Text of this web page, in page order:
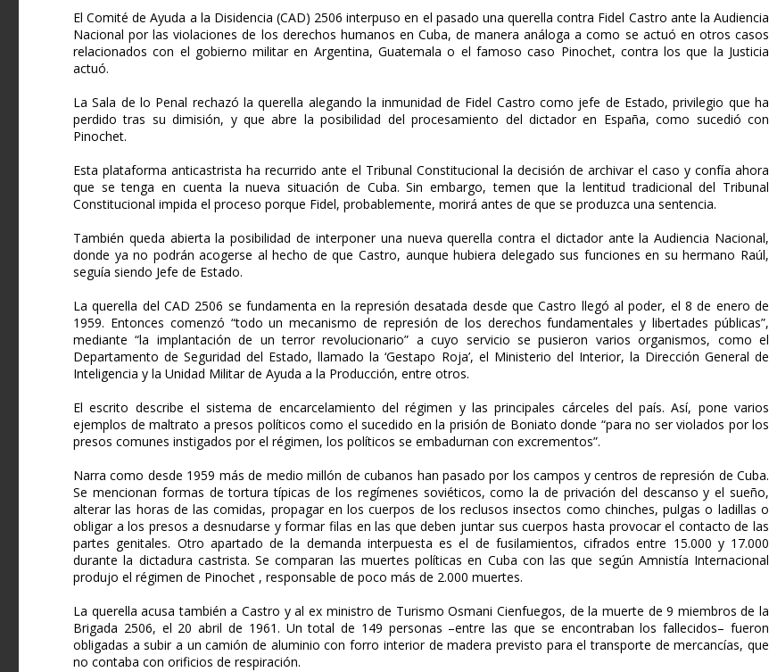
El Comité de Ayuda a la Disidencia (CAD) 2506 interpuso en el pasado una querella contra Fidel Castro ante la Audiencia
Nacional por las violaciones de los derechos humanos en Cuba, de manera análoga a como se actuó en otros casos
relacionados con el gobierno militar en Argentina, Guatemala o el famoso caso Pinochet, contra los que la Justicia
actuó.
La Sala de lo Penal rechazó la querella alegando la inmunidad de Fidel Castro como jefe de Estado, privilegio que ha
perdido tras su dimisión, y que abre la posibilidad del procesamiento del dictador en España, como sucedió con
Pinochet.
Esta plataforma anticastrista ha recurrido ante el Tribunal Constitucional la decisión de archivar el caso y confía ahora
que se tenga en cuenta la nueva situación de Cuba. Sin embargo, temen que la lentitud tradicional del Tribunal
Constitucional impida el proceso porque Fidel, probablemente, morirá antes de que se produzca una sentencia.
También queda abierta la posibilidad de interponer una nueva querella contra el dictador ante la Audiencia Nacional,
donde ya no podrán acogerse al hecho de que Castro, aunque hubiera delegado sus funciones en su hermano Raúl,
seguía siendo Jefe de Estado.
La querella del CAD 2506 se fundamenta en la represión desatada desde que Castro llegó al poder, el 8 de enero de
1959. Entonces comenzó “todo un mecanismo de represión de los derechos fundamentales y libertades públicas”,
mediante “la implantación de un terror revolucionario” a cuyo servicio se pusieron varios organismos, como el
Departamento de Seguridad del Estado, llamado la ‘Gestapo Roja’, el Ministerio del Interior, la Dirección General de
Inteligencia y la Unidad Militar de Ayuda a la Producción, entre otros.
El escrito describe el sistema de encarcelamiento del régimen y las principales cárceles del país. Así, pone varios
ejemplos de maltrato a presos políticos como el sucedido en la prisión de Boniato donde “para no ser violados por los
presos comunes instigados por el régimen, los políticos se embadurnan con excrementos”.
Narra como desde 1959 más de medio millón de cubanos han pasado por los campos y centros de represión de Cuba.
Se mencionan formas de tortura típicas de los regímenes soviéticos, como la de privación del descanso y el sueño,
alterar las horas de las comidas, propagar en los cuerpos de los reclusos insectos como chinches, pulgas o ladillas o
obligar a los presos a desnudarse y formar filas en las que deben juntar sus cuerpos hasta provocar el contacto de las
partes genitales. Otro apartado de la demanda interpuesta es el de fusilamientos, cifrados entre 15.000 y 17.000
durante la dictadura castrista. Se comparan las muertes políticas en Cuba con las que según Amnistía Internacional
produjo el régimen de Pinochet , responsable de poco más de 2.000 muertes.
La querella acusa también a Castro y al ex ministro de Turismo Osmani Cienfuegos, de la muerte de 9 miembros de la
Brigada 2506, el 20 abril de 1961. Un total de 149 personas –entre las que se encontraban los fallecidos– fueron
obligadas a subir a un camión de aluminio con forro interior de madera previsto para el transporte de mercancías, que
no contaba con orificios de respiración.